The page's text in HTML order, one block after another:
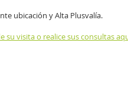
ubicación y Alta Plusvalía.
su visita o realice sus consultas